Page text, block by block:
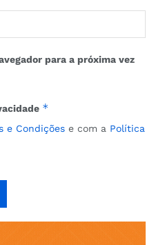
para a próxima vez
*
e Condições e com a Política